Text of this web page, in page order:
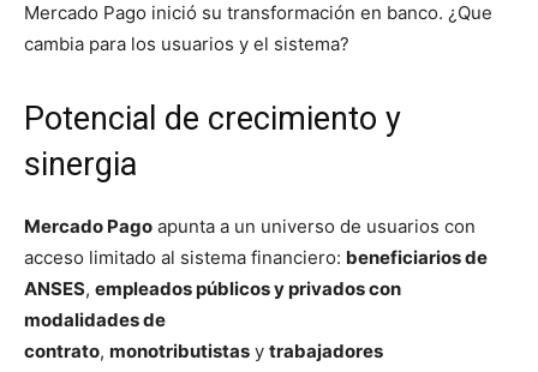
Mercado Pago inició su transformación en banco. ¿Que
cambia para los usuarios y el sistema?
Potencial de crecimiento y
sinergia
Mercado Pago apunta a un universo de usuarios con
acceso limitado al sistema financiero: beneficiarios de
ANSES, empleados públicos y privados con
modalidades de
contrato, monotributistas y trabajadores